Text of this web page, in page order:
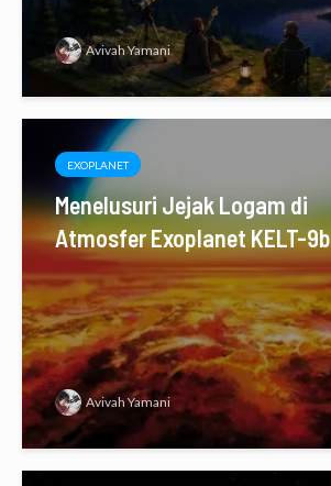
Avivah Yamani
EXOPLANET
Menelusuri Jejak Logam di
Atmosfer Exoplanet KELT-9b
Avivah Yamani